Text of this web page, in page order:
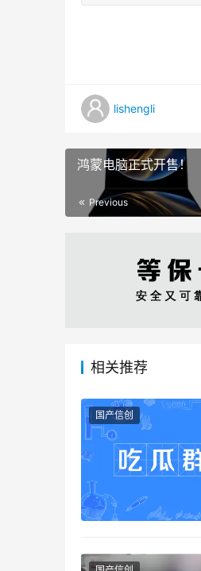
lishengli
鸿蒙电脑正式开售！
Previous
相关推荐
国产信创